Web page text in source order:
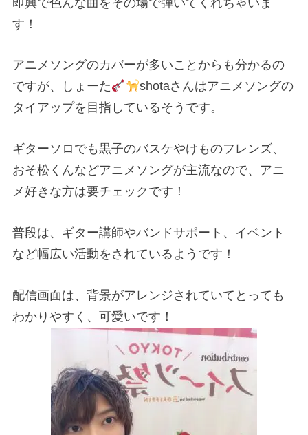
す！
アニメソングのカバーが多いことからも分かるの
ですが、しょーた
shotaさんはアニメソングの
タイアップを目指しているそうです。
ギターソロでも黒子のバスケやけものフレンズ、
おそ松くんなどアニメソングが主流なので、アニ
メ好きな方は要チェックです！
普段は、ギター講師やバンドサポート、イベント
など幅広い活動をされているようです！
配信画面は、背景がアレンジされていてとっても
わかりやすく、可愛いです！